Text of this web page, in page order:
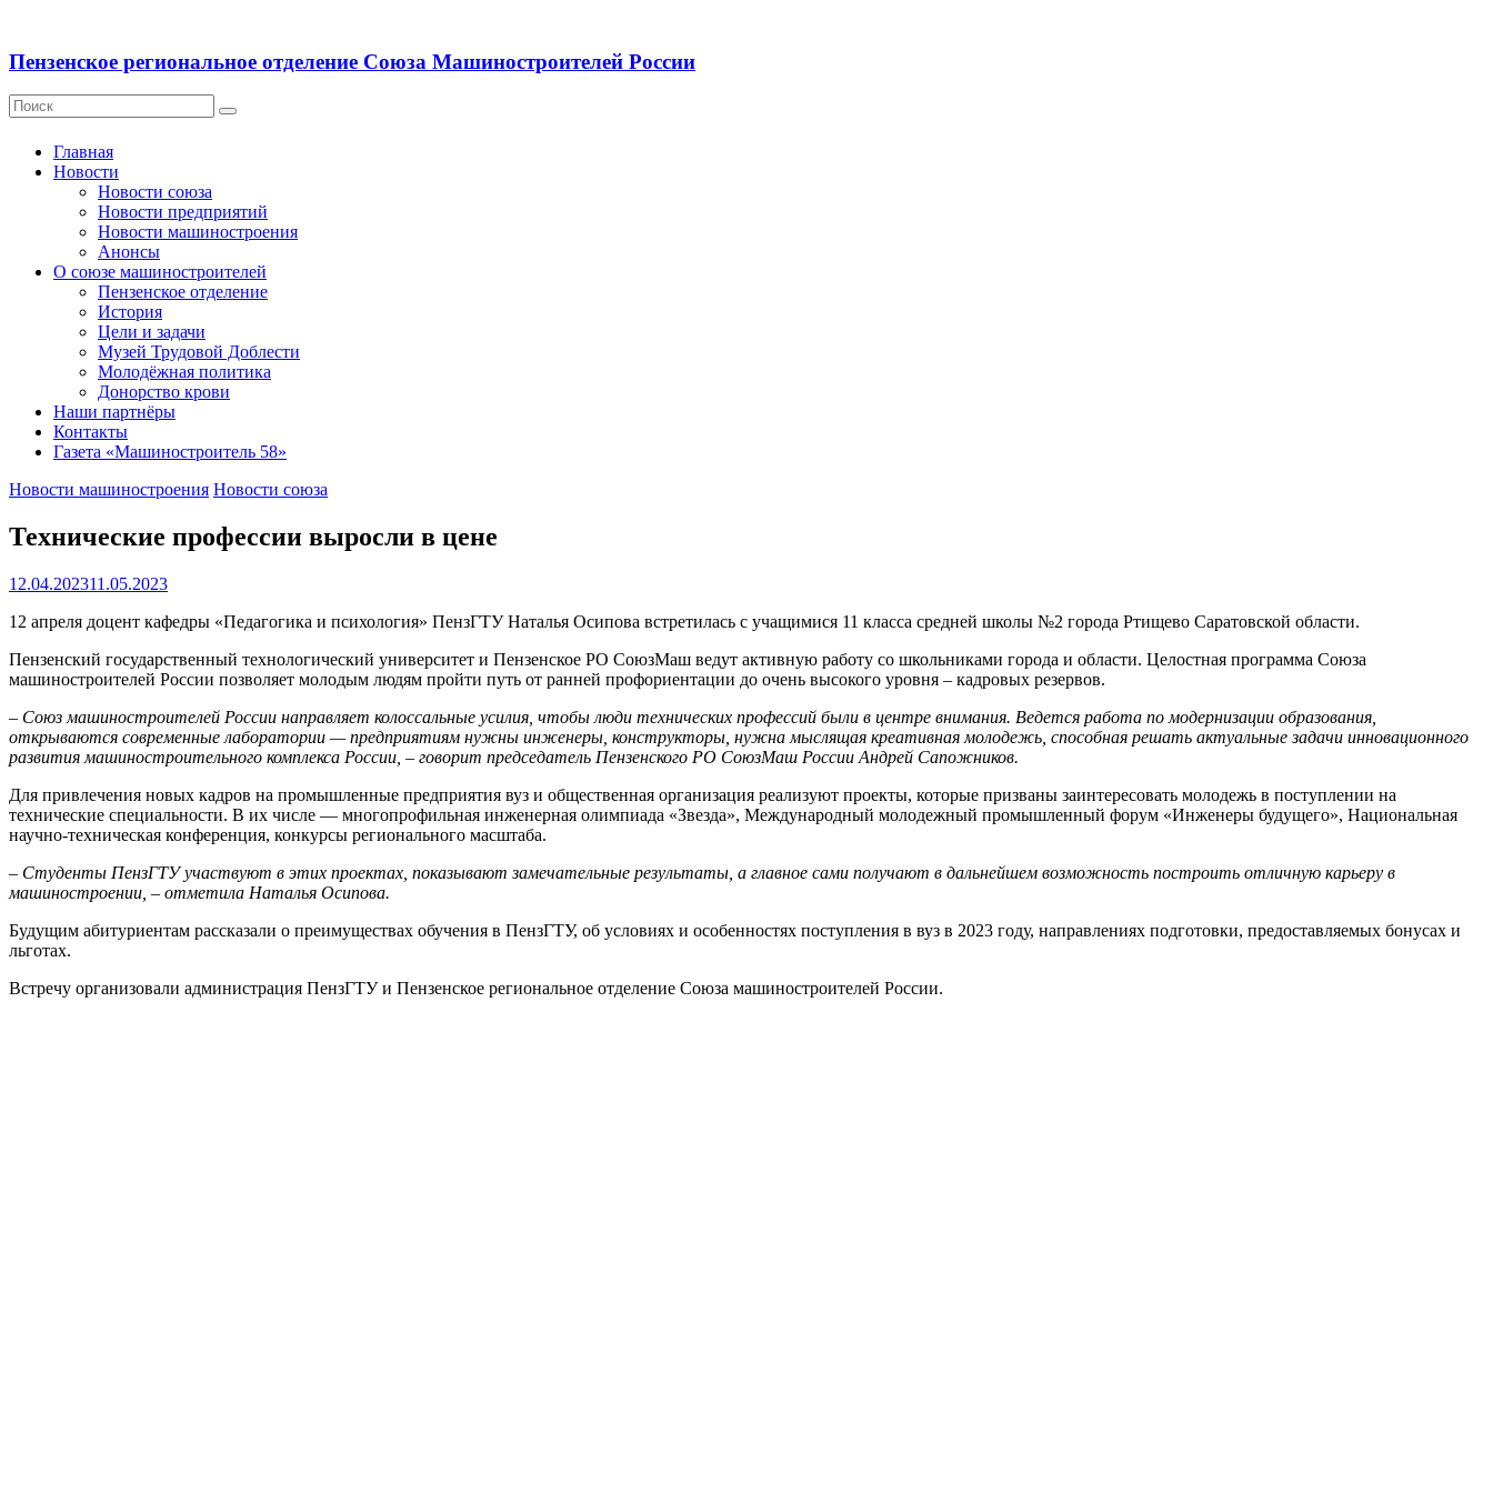
Пензенское региональное отделение Союза Машиностроителей России
Главная
Новости
Новости союза
Новости предприятий
Новости машиностроения
Анонсы
О союзе машиностроителей
Пензенское отделение
История
Цели и задачи
Музей Трудовой Доблести
Молодёжная политика
Донорство крови
Наши партнёры
Контакты
Газета «Машиностроитель 58»
Новости машиностроения Новости союза
Технические профессии выросли в цене
12.04.202311.05.2023
12 апреля доцент кафедры «Педагогика и психология» ПензГТУ Наталья Осипова встретилась с учащимися 11 класса средней школы №2 города Ртищево Саратовской области.
Пензенский государственный технологический университет и Пензенское РО СоюзМаш ведут активную работу со школьниками города и области. Целостная программа Союза
машиностроителей России позволяет молодым людям пройти путь от ранней профориентации до очень высокого уровня – кадровых резервов.
– Союз машиностроителей России направляет колоссальные усилия, чтобы люди технических профессий были в центре внимания. Ведется работа по модернизации образования,
открываются современные лаборатории — предприятиям нужны инженеры, конструкторы, нужна мыслящая креативная молодежь, способная решать актуальные задачи инновационного
развития машиностроительного комплекса России, – говорит председатель Пензенского РО СоюзМаш России Андрей Сапожников.
Для привлечения новых кадров на промышленные предприятия вуз и общественная организация реализуют проекты, которые призваны заинтересовать молодежь в поступлении на
технические специальности. В их числе — многопрофильная инженерная олимпиада «Звезда», Международный молодежный промышленный форум «Инженеры будущего», Национальная
научно-техническая конференция, конкурсы регионального масштаба.
– Студенты ПензГТУ участвуют в этих проектах, показывают замечательные результаты, а главное сами получают в дальнейшем возможность построить отличную карьеру в
машиностроении, – отметила Наталья Осипова.
Будущим абитуриентам рассказали о преимуществах обучения в ПензГТУ, об условиях и особенностях поступления в вуз в 2023 году, направлениях подготовки, предоставляемых бонусах и
льготах.
Встречу организовали администрация ПензГТУ и Пензенское региональное отделение Союза машиностроителей России.